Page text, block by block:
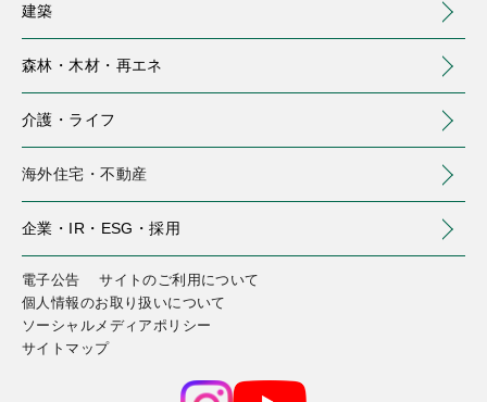
建築
森林・木材・ 再エネ
介護・ ライフ
海外住宅・不動産
企業・IR・ ESG・採用
住まい
注文住宅
分譲住宅・土地
賃貸住宅・土地活用
建築
事業用建築
中大規模木造建築
(MOCCA)
商業施設リニューアル（別ウィンドウで開く）
森林・木材・再エネ
トップ
国内森林
介護・ライフ
介護サービス
庭のお手入れ （別ウィンドウで開く）
（別ウィンドウで開きます）
海外住宅・不動産
企業・IR・ESG・採用
トップ
会社情報
株主・投資家の皆様へ
電子公告
サイトのご利用について
個人情報のお取り扱いについて
ソーシャルメディアポリシー
サイトマップ